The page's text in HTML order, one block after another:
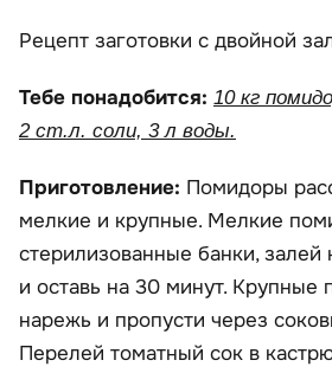
Рецепт заготовки с двойной
Тебе понадобится: 10 кг
2 ст.л. соли, 3 л воды.
Приготовление: Помидоры
мелкие и крупные. Мелкие
стерилизованные банки, залей
и оставь на 30 минут. Крупные
нарежь и пропусти через
Перелей томатный сок в